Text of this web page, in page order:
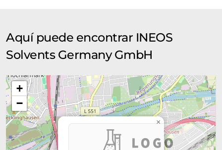
Aquí puede encontrar INEOS
Solvents Germany GmbH
×
+
−